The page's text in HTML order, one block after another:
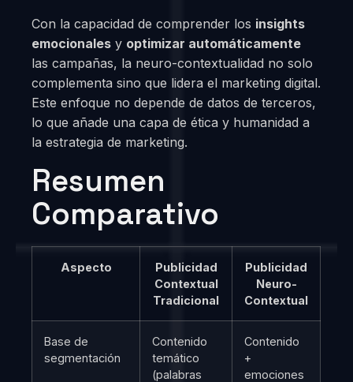
Con la capacidad de comprender los insights
emocionales y optimizar automáticamente
las campañas, la neuro-contextualidad no solo
complementa sino que lidera el marketing digital.
Este enfoque no depende de datos de terceros,
lo que añade una capa de ética y humanidad a
la estrategia de marketing.
Resumen
Comparativo
Aspecto
Publicidad
Contextual
Tradicional
Publicidad
Neuro-
Contextual
Base de
segmentación
Contenido
temático
(palabras
Contenido
+
emociones